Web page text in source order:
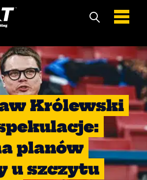
Królewski
planów
u szczytu